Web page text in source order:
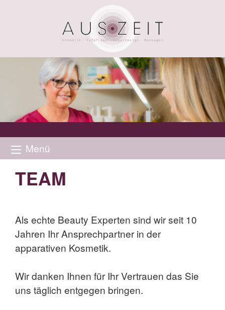
Menü
TEAM
Als echte Beauty Experten sind wir seit 10
Jahren Ihr Ansprechpartner in der
apparativen Kosmetik.
Wir danken Ihnen für Ihr Vertrauen das Sie
uns täglich entgegen bringen.